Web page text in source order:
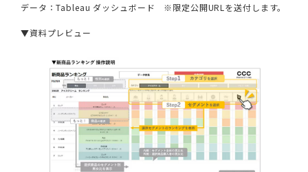
データ：Tableau ダッシュボード ※限定公開URLを送付します。
▼資料プレビュー